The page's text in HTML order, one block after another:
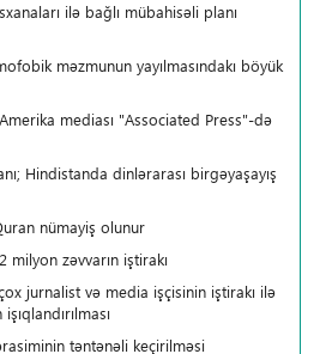
ilə bağlı mübahisəli planı
məzmunun yayılmasındakı böyük
mediası "Associated Press"-də
Hindistanda dinlərarası birgəyaşayış
nümayiş olunur
zəvvarın iştirakı
jurnalist və media işçisinin iştirakı ilə
təntənəli keçirilməsi